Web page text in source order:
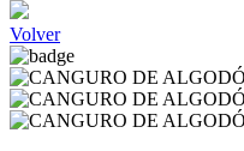
Volver